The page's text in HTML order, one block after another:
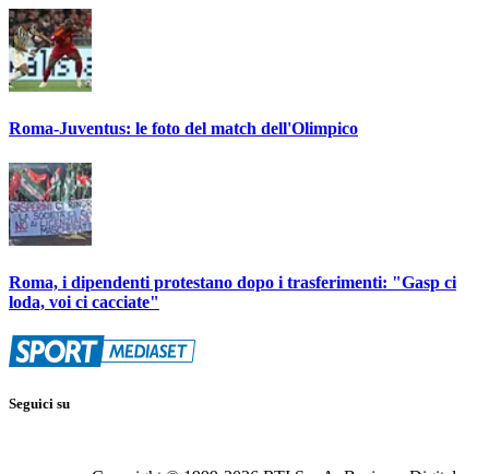
Roma-Juventus: le foto del match dell'Olimpico
Roma, i dipendenti protestano dopo i trasferimenti: "Gasp ci
loda, voi ci cacciate"
Seguici su